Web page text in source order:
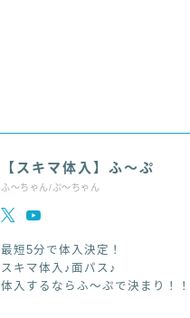
【スキマ体入】ふ～ぷ
ふ～ちゃん/ぷ～ちゃん
最短5分で体入決定！
スキマ体入♪面パス♪
体入するならふ～ぷで決まり！！